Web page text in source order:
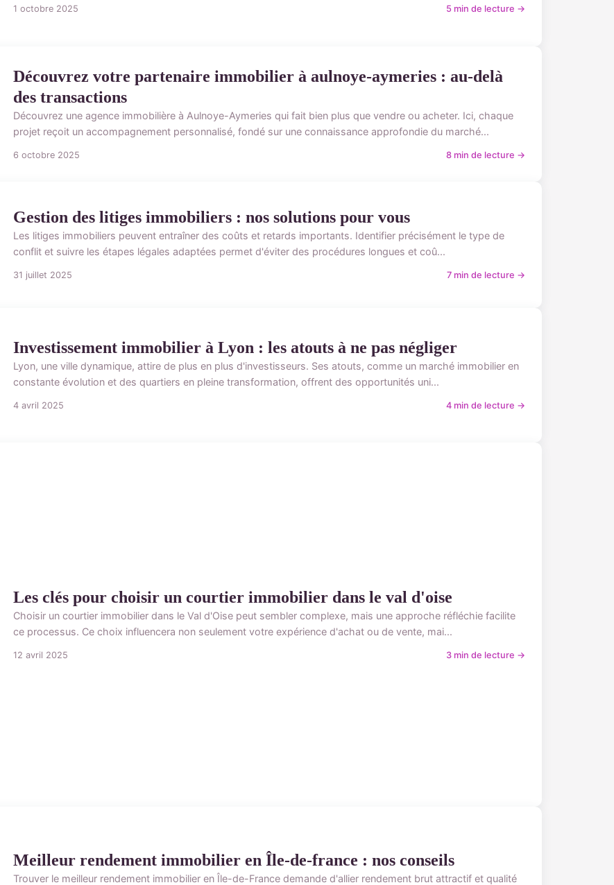
1 octobre 2025 5 min de lecture →
Découvrez votre partenaire immobilier à aulnoye-aymeries : au-delà
des transactions
Découvrez une agence immobilière à Aulnoye-Aymeries qui fait bien plus que vendre ou acheter. Ici, chaque
projet reçoit un accompagnement personnalisé, fondé sur une connaissance approfondie du marché...
6 octobre 2025 8 min de lecture →
Gestion des litiges immobiliers : nos solutions pour vous
Les litiges immobiliers peuvent entraîner des coûts et retards importants. Identifier précisément le type de
conflit et suivre les étapes légales adaptées permet d'éviter des procédures longues et coû...
31 juillet 2025 7 min de lecture →
Investissement immobilier à Lyon : les atouts à ne pas négliger
Lyon, une ville dynamique, attire de plus en plus d'investisseurs. Ses atouts, comme un marché immobilier en
constante évolution et des quartiers en pleine transformation, offrent des opportunités uni...
4 avril 2025 4 min de lecture →
Les clés pour choisir un courtier immobilier dans le val d'oise
Choisir un courtier immobilier dans le Val d'Oise peut sembler complexe, mais une approche réfléchie facilite
ce processus. Ce choix influencera non seulement votre expérience d'achat ou de vente, mai...
12 avril 2025 3 min de lecture →
Meilleur rendement immobilier en Île-de-france : nos conseils
Trouver le meilleur rendement immobilier en Île-de-France demande d'allier rendement brut attractif et qualité